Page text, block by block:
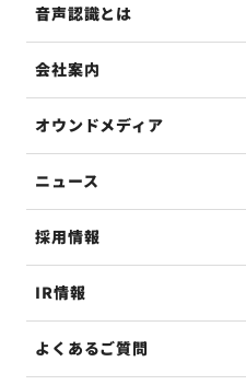
音声認識とは
会社案内
オウンドメディア
ニュース
採用情報
IR情報
よくあるご質問